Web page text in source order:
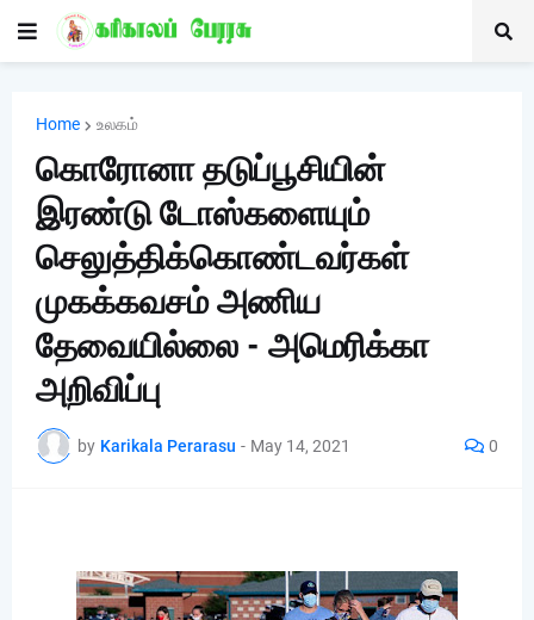
Home உலகம்
கொரோனா தடுப்பூசியின்
இரண்டு டோஸ்களையும்
செலுத்திக்கொண்டவர்கள்
முகக்கவசம் அணிய
தேவையில்லை - அமெரிக்கா
அறிவிப்பு
by Karikala Perarasu - May 14, 2021 0